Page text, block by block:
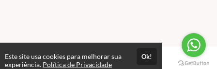
Páginas
Este site usa cookies para melhorar sua
experiência. Política de Privacidade
Ok!